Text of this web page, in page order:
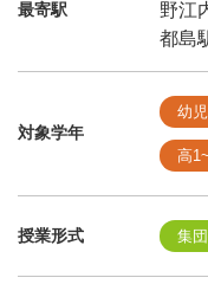
最寄駅
野江
都島
対象学年
幼児
高
授業形式 集